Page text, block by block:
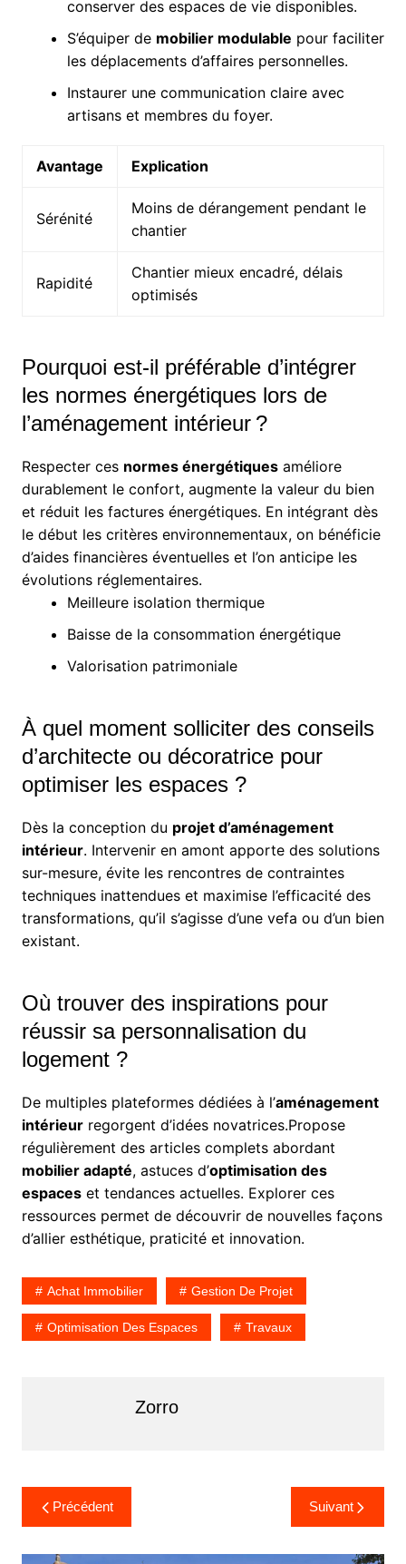
conserver des espaces de vie disponibles.
S’équiper de mobilier modulable pour faciliter
les déplacements d’affaires personnelles.
Instaurer une communication claire avec
artisans et membres du foyer.
Avantage Explication
Sérénité
Moins de dérangement pendant le
chantier
Rapidité
Chantier mieux encadré, délais
optimisés
Pourquoi est-il préférable d’intégrer
les normes énergétiques lors de
l’aménagement intérieur ?
Respecter ces normes énergétiquesaméliore
durablement le confort, augmente la valeur du bien
et réduit les factures énergétiques. En intégrant dès
le début les critères environnementaux, on bénéficie
d’aides financières éventuelles et l’on anticipe les
évolutions réglementaires.
Meilleure isolation thermique
Baisse de la consommation énergétique
Valorisation patrimoniale
À quel moment solliciter des conseils
d’architecte ou décoratrice pour
optimiser les espaces ?
Dès la conception du projet d’aménagement
intérieur. Intervenir en amont apporte des solutions
sur-mesure, évite les rencontres de contraintes
techniques inattendues et maximise l’efficacité des
transformations, qu’il s’agisse d’une vefa ou d’un bien
existant.
Où trouver des inspirations pour
réussir sa personnalisation du
logement ?
De multiples plateformes dédiées à l’aménagement
intérieurregorgent d’idées novatrices.Propose
régulièrement des articles complets abordant
mobilier adapté, astuces d’optimisation des
espaceset tendances actuelles. Explorer ces
ressources permet de découvrir de nouvelles façons
d’allier esthétique, praticité et innovation.
Achat Immobilier Gestion De Projet
Optimisation Des Espaces Travaux
Zorro
Navigation
de
l’article
Précédent Suivant